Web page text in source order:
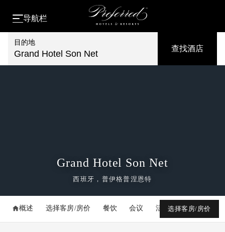
导航栏
目的地
Grand Hotel Son Net
查找酒店
Grand Hotel Son Net
西班牙，普伊格普涅恩特
概述 选择客房/房价 餐饮 会议 活动 媒体库
选择客房/房价